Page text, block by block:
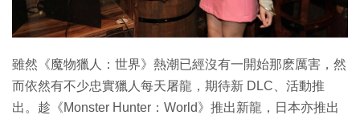
雖然《魔物獵人：世界》熱潮已經沒有一開始那麽厲害，然
而依然有不少忠實獵人每天屠龍，期待新 DLC、活動推
出。趁《Monster Hunter：World》推出新龍，日本亦推出